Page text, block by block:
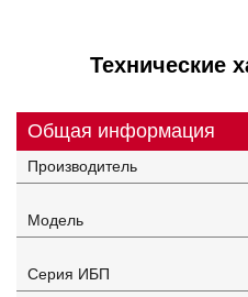
Технические
Общая информация
Производитель
Модель
Серия ИБП